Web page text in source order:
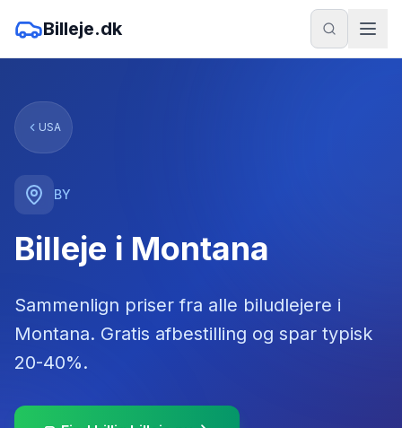
Billeje.dk
USA
BY
Billeje i Montana
Sammenlign priser fra alle biludlejere i
Montana. Gratis afbestilling og spar typisk
20-40%.